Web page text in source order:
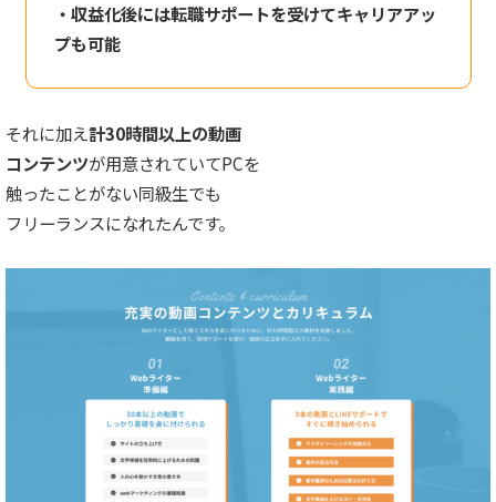
・収益化後には転職サポートを受けてキャリアアッ
プも可能
それに加え計30時間以上の動画
コンテンツが用意されていてPCを
触ったことがない同級生でも
フリーランスになれたんです。